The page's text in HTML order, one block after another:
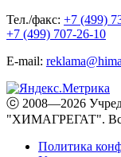
Тел./факс: +7 (499)
+7 (499) 707-26-10
E-mail:
ⓒ 2008—2026
"ХИМАГРЕГАТ".
Политика